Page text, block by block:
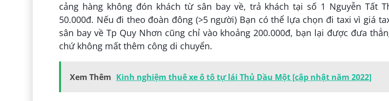
cảng hàng không đón khách từ sân bay về, trả khách tại số 1 Nguyễn Tất
50.000đ. Nếu đi theo đoàn đông (>5 người) Bạn có thể lựa chọn đi taxi vì giá
sân bay về Tp Quy Nhơn cũng chỉ vào khoảng 200.000đ, bạn lại được đưa
chứ không mất thêm công di chuyển.
Xem Thêm Kinh nghiệm thuê xe ô tô tự lái Thủ Dầu Một [cập nhật năm 2022]